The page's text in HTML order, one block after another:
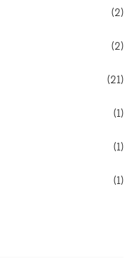
(2)
(2)
(21)
(1)
(1)
(1)